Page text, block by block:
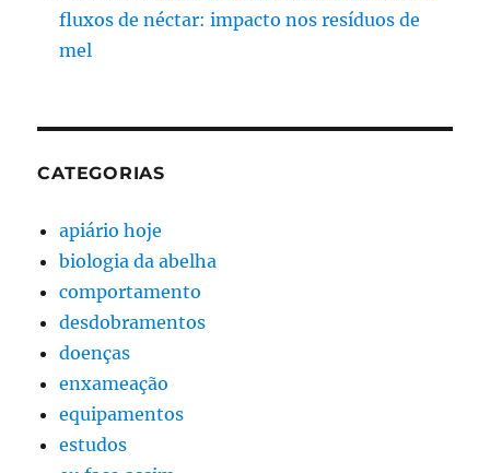
fluxos de néctar: impacto nos resíduos de
mel
CATEGORIAS
apiário hoje
biologia da abelha
comportamento
desdobramentos
doenças
enxameação
equipamentos
estudos